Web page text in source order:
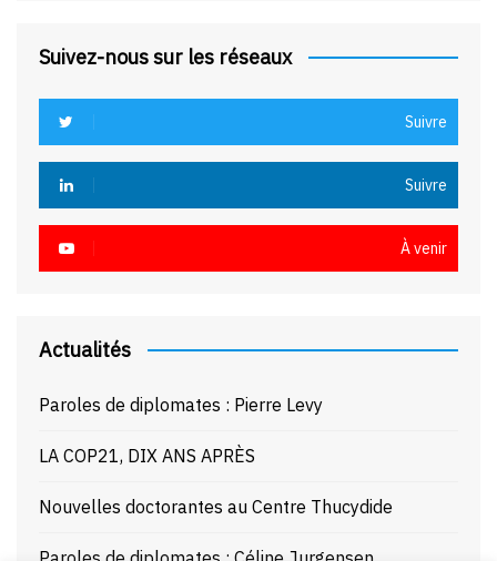
Suivez-nous sur les réseaux
Suivre
Suivre
À venir
Actualités
Paroles de diplomates : Pierre Levy
LA COP21, DIX ANS APRÈS
Nouvelles doctorantes au Centre Thucydide